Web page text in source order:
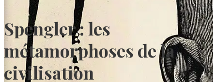
Spengler : les
métamorphoses de la
civilisation